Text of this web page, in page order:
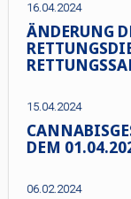
16.04.2024
ÄNDERUNG
15.04.2024
DEM
06.02.2024